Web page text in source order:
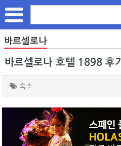
바르셀로나
바르셀로나 호텔 1898 후기
숙소